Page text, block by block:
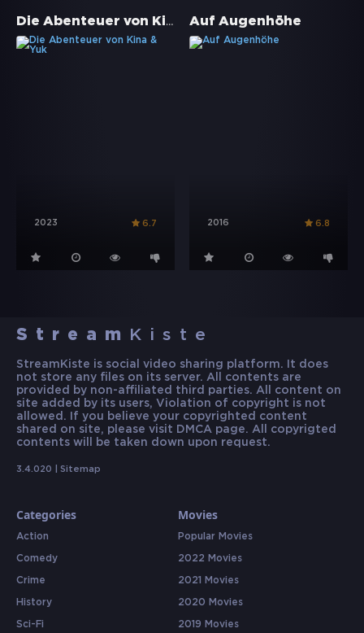
Die Abenteuer von Kina & Yuk
2023 6.7
Auf Augenhöhe
2016 6.8
Stream Kiste
StreamKiste is social video sharing platform. It does
not store any files on its server. All contents are
provided by non-affiliated third parties. All content on
site added by its users, Violation of copyright is not
allowed. If you believe your copyrighted content
shared on site, please visit DMCA page. All copyrigted
contents will be taken down upon request.
3.4.020 | Sitemap
Categories
Action
Comedy
Crime
History
Sci-Fi
Movies
Popular Movies
2022 Movies
2021 Movies
2020 Movies
2019 Movies